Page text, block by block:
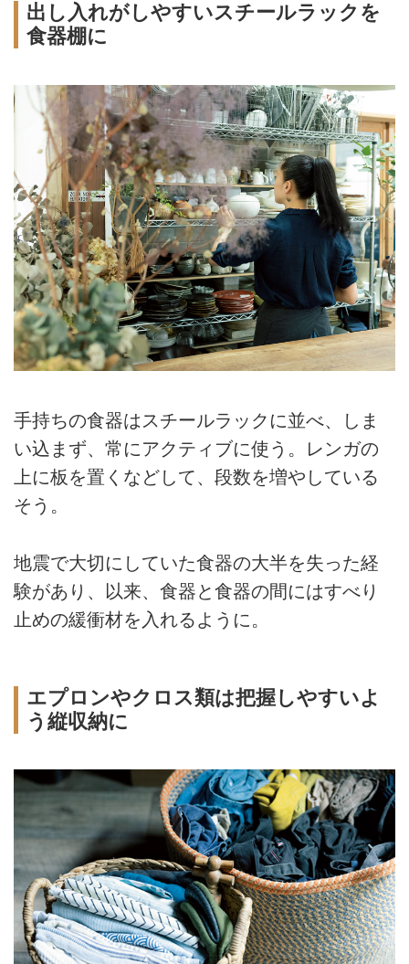
出し入れがしやすいスチールラックを
食器棚に
手持ちの食器はスチールラックに並べ、しま
い込まず、常にアクティブに使う。レンガの
上に板を置くなどして、段数を増やしている
そう。
地震で大切にしていた食器の大半を失った経
験があり、以来、食器と食器の間にはすべり
止めの緩衝材を入れるように。
エプロンやクロス類は把握しやすいよ
う縦収納に